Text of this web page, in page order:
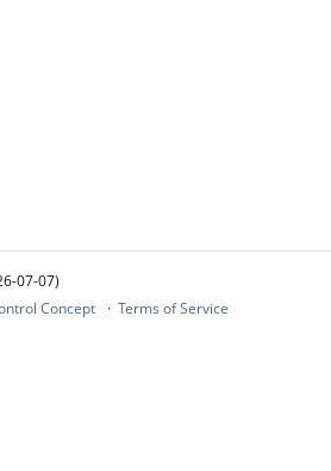
07-07)
Concept Terms of Service